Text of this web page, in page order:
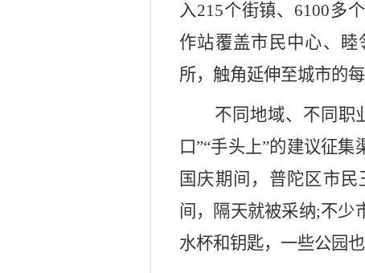
入215个街镇、6100多
作站覆盖市民中心、
所，触角延伸至城市的每
不同地域、不同职
口”“手头上”的建议征
国庆期间，普陀区市
间，隔天就被采纳;不少
水杯和钥匙，一些公园